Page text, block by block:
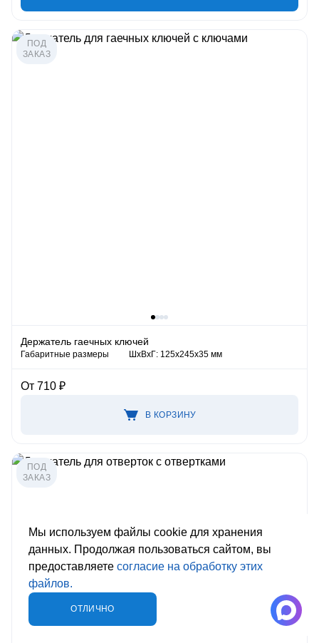
Держатель гаечных ключей
Габаритные размеры ШхВхГ: 125х245х35 мм
От 710 ₽
В КОРЗИНУ
ПОД
ЗАКАЗ
ПОД
ЗАКАЗ
Мы используем файлы cookie для хранения
данных. Продолжая пользоваться сайтом, вы
предоставляете согласие на обработку этих
файлов.
ОТЛИЧНО